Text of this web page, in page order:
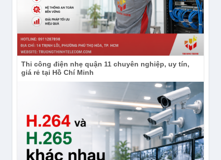
Thi công điện nhẹ quận 11 chuyên nghiệp, uy tín,
giá rẻ tại Hồ Chí Minh